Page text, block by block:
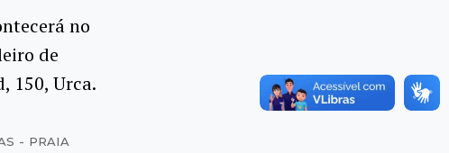
no
de
150, Urca.
- PRAIA